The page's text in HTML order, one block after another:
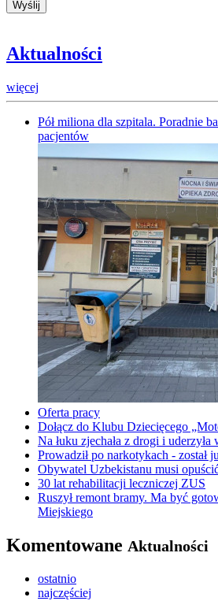
Aktualności
więcej
Pół miliona dla szpitala. Poradnie
pacjentów
Oferta pracy
Dołącz do Klubu Dziecięcego
Na łuku zjechała z drogi i uderzyła
Prowadził po narkotykach - został
Obywatel Uzbekistanu musi
30 lat rehabilitacji leczniczej ZUS
Ruszył remont bramy. Ma być
Miejskiego
Komentowane Aktualności
ostatnio
najczęściej